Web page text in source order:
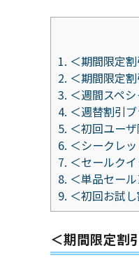
1. ＜期間限定
2. ＜期間限定
3. ＜週間スペ
4. ＜週替割引
5. ＜初回ユー
6. ＜シークレ
7. ＜セールク
8. ＜単品セール
9. ＜初回お試
＜期間限定割